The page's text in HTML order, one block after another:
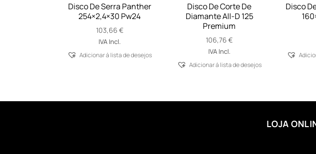
Disco De Serra Panther
254×2,4×30 Pw24
103,66 €
IVA Incl.
Adicionar á lista de desejos
Disco De Corte De
Diamante All-D 125
Premium
106,76€
IVA Incl.
Adicionar á lista de desejos
Disco
LOJA